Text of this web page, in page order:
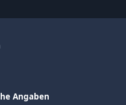
Angaben